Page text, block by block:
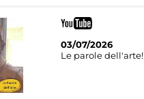
03/07/2026
Le parole dell'arte!